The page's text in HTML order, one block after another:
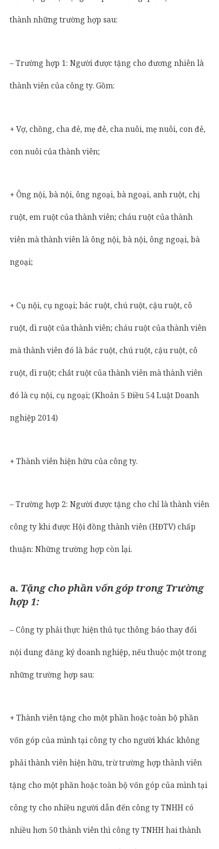
thành những trường hợp sau:
– Trường hợp 1: Người được tặng cho đương nhiên là
thành viên của công ty. Gồm:
+ Vợ, chồng, cha đẻ, mẹ đẻ, cha nuôi, mẹ nuôi, con đẻ,
con nuôi của thành viên;
+ Ông nội, bà nội, ông ngoại, bà ngoại, anh ruột, chị
ruột, em ruột của thành viên; cháu ruột của thành
viên mà thành viên là ông nội, bà nội, ông ngoại, bà
ngoại;
+ Cụ nội, cụ ngoại; bác ruột, chú ruột, cậu ruột, cô
ruột, dì ruột của thành viên; cháu ruột của thành viên
mà thành viên đó là bác ruột, chú ruột, cậu ruột, cô
ruột, dì ruột; chắt ruột của thành viên mà thành viên
đó là cụ nội, cụ ngoại; (Khoản 5 Điều 54 Luật Doanh
nghiệp 2014)
+ Thành viên hiện hữu của công ty.
– Trường hợp 2: Người được tặng cho chỉ là thành viên
công ty khi được Hội đồng thành viên (HĐTV) chấp
thuận: Những trường hợp còn lại.
a. Tặng cho phần vốn góp trong Trường
hợp 1:
– Công ty phải thực hiện thủ tục thông báo thay đổi
nội dung đăng ký doanh nghiệp, nếu thuộc một trong
những trường hợp sau:
+ Thành viên tặng cho một phần hoặc toàn bộ phần
vốn góp của mình tại công ty cho người khác không
phải thành viên hiện hữu, trừ trường hợp thành viên
tặng cho một phần hoặc toàn bộ vốn góp của mình tại
công ty cho nhiều người dẫn đến công ty TNHH có
nhiều hơn 50 thành viên thì công ty TNHH hai thành